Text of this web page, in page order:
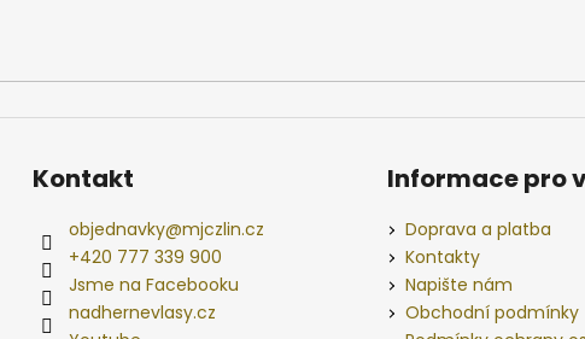
Kontakt
objednavky@mjczlin.cz
+420 777 339 900
Jsme na Facebooku
nadhernevlasy.cz
Informace pro
Doprava a platba
Kontakty
Napište nám
Obchodní podmínky